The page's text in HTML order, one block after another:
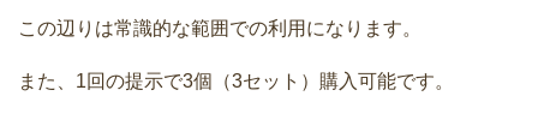
この辺りは常識的な範囲での利用になります。
また、1回の提示で3個（3セット）購入可能です。